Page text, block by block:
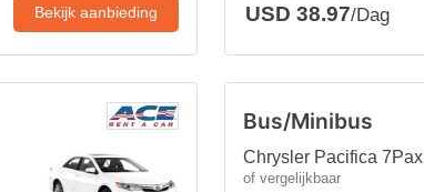
Bekijk aanbieding USD 38.97/Dag
Bus/Minibus
Chrysler Pacifica 7Pax
of vergelijkbaar